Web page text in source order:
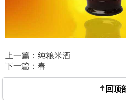
上一篇：纯粮米酒
下一篇：春
回顶